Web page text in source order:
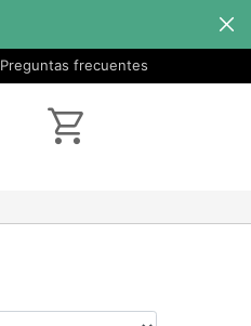
seleccionados
Preguntas frecuentes